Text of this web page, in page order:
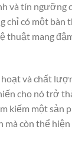
và tín ngưỡng
chỉ có một bàn
thuật mang
và chất
cho nó trở
kiếm một sản
mà còn thể